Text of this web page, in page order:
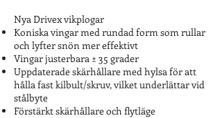
Nya Drivex vikplogar
Koniska vingar med rundad form som rullar
och lyfter snön mer effektivt
Vingar justerbara ± 35 grader
Uppdaterade skärhållare med hylsa för att
hålla fast kilbult/skruv, vilket underlättar vid
stålbyte
Förstärkt skärhållare och flytläge